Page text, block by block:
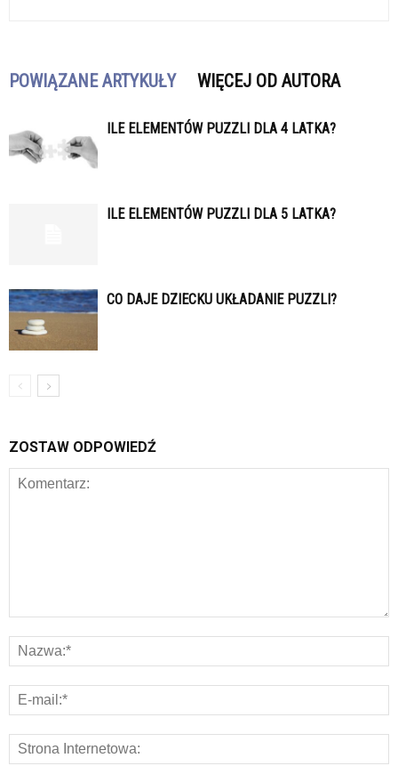
POWIĄZANE ARTYKUŁY WIĘCEJ OD AUTORA
ILE ELEMENTÓW PUZZLI DLA 4 LATKA?
ILE ELEMENTÓW PUZZLI DLA 5 LATKA?
CO DAJE DZIECKU UKŁADANIE PUZZLI?
ZOSTAW ODPOWIEDŹ